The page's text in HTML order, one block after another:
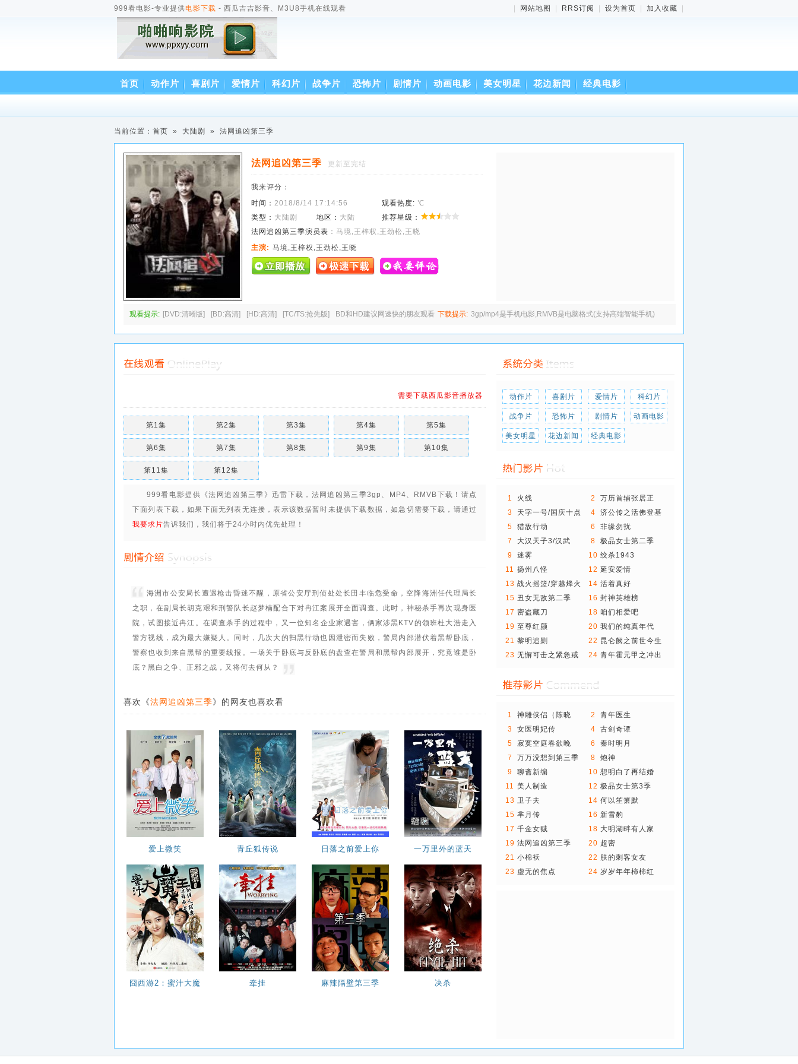
999看电影-专业提供电影下载 - 西瓜吉吉影音、M3U8手机在线观看 网站地图 RRS订阅 设为首页 加入收藏
首页 动作片 喜剧片 爱情片 科幻片 战争片 恐怖片 剧情片 动画电影 美女明星 花边新闻 经典电影
当前位置： 首页 » 大陆剧 » 法网追凶第三季
法网追凶第三季 更新至完结
我来评分：
时间： 2018/8/14 17:14:56 观看热度: ℃
类型： 大陆剧 地区： 大陆
推荐星级：
法网追凶第三季演员表 ：马境,王梓权,王劲松,王晓
主演: 马境,王梓权,王劲松,王晓
观看提示: [DVD:清晰版] [BD:高清] [HD:高清] [TC/TS:抢先版] BD和HD建议网速快的朋友观看 下载提示: 3gp/mp4是手机电影,RMVB是电脑格式(支持高端智能手机)
需要下载西瓜影音播放器
第1集 第2集 第3集 第4集 第5集
第6集 第7集 第8集 第9集 第10集
第11集 第12集
999看电影提供《法网追凶第三季》迅雷下载， 法网追凶第三季3gp、MP4、RMVB下载 ！请点
下面列表下载，如果下面无列表无连接，表示该数据暂时未提供下载数据，如急切需要下载，请通过
我要求片告诉我们，我们将于24小时内优先处理！
海洲市公安局长遭遇枪击昏迷不醒，原省公安厅刑侦处处长田丰临危受命，空降海洲任代理局长
之职，在副局长胡克艰和刑警队长赵梦楠配合下对冉江案展开全面调查。此时，神秘杀手再次现身医
院，试图接近冉江。在调查杀手的过程中，又一位知名企业家遇害，俩家涉黑KTV的领班杜大浩走入
警方视线，成为最大嫌疑人。同时，几次大的扫黑行动也因泄密而失败，警局内部潜伏着黑帮卧底，
警察也收到来自黑帮的重要线报。一场关于卧底与反卧底的盘查在警局和黑帮内部展开，究竟谁是卧
底？黑白之争、正邪之战，又将何去何从？
喜欢《法网追凶第三季》的网友也喜欢看
爱上微笑 青丘狐传说 日落之前爱上你 一万里外的蓝天
囧西游2：蜜汁大魔
牵挂 麻辣隔壁第三季 决杀
动作片 喜剧片 爱情片 科幻片
战争片 恐怖片 剧情片 动画电影
美女明星 花边新闻 经典电影
1 火线 2
万历首辅张居正
3
天字一号/国庆十点
钟
4
济公传之活佛登基
5
猎敌行动 6
非缘勿扰
7
大汉天子3/汉武
大..
8
极品女士第二季
9
迷雾 10 绞杀1943
11 扬州八怪 12 延安爱情
13 战火摇篮/穿越烽火
线
14 活着真好
15 丑女无敌第二季 16 封神英雄榜
17 密盗藏刀 18 咱们相爱吧
19 至尊红颜 20 我们的纯真年代
21 黎明追剿 22 昆仑阙之前世今生
23 无懈可击之紧急戒
24 青年霍元甲之冲出
1
神雕侠侣（陈晓
版）
2
青年医生
3
女医明妃传 4
古剑奇谭
5
寂寞空庭春欲晚 6
秦时明月
7
万万没想到第三季 8
炮神
9
聊斋新编 10 想明白了再结婚
11 美人制造 12 极品女士第3季
13 卫子夫 14 何以笙箫默
15 芈月传 16 新雪豹
17 千金女贼 18 大明湖畔有人家
19 法网追凶第三季 20 超密
21 小棉袄 22 朕的刺客女友
23 虚无的焦点 24 岁岁年年柿柿红